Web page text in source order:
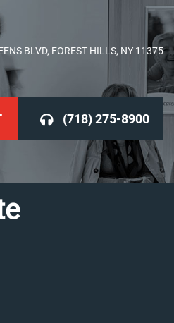
BLVD, FOREST HILLS, NY 11375
(718) 275-8900